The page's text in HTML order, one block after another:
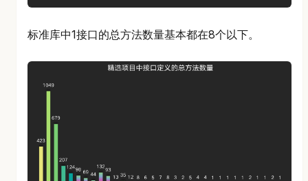
标准库中1接口的总方法数量基本都在8个以下。